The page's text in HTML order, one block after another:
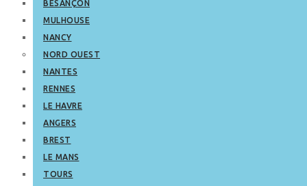
BESANÇON
MULHOUSE
NANCY
NORD OUEST
NANTES
RENNES
LE HAVRE
ANGERS
BREST
LE MANS
TOURS